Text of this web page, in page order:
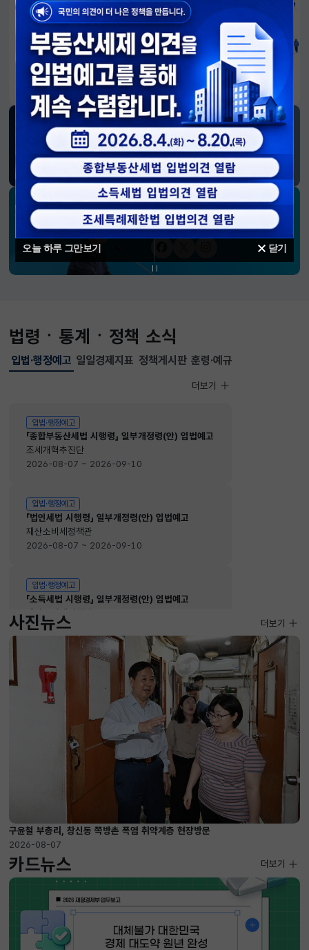
오늘 하루 그만보기 닫기
알림판
국민이 만든 대전환의 길-회복과 도약, 모두의 1년
재정경제부 SNS 소식
블로그페이스북트위터(X)유튜브인스타그램
소통하는 경제 리더 구윤철 장관의
SNS 채널
법령ㆍ통계ㆍ정책 소식
입법·행정예고
선택됨
입법·행정예고
입법·행정예고
「종합부동산세법 시행령」 일부개정령(안) 입법예고
조세개혁추진단
2026-08-07 ~ 2026-09-10
입법·행정예고
「법인세법 시행령」 일부개정령(안) 입법예고
재산소비세정책관
2026-08-07 ~ 2026-09-10
입법·행정예고
「소득세법 시행령」 일부개정령(안) 입법예고
재산소비세정책관
2026-08-07 ~ 2026-09-10
입법·행정예고
더보기
일일경제지표 정책게시판 훈령·예규
사진뉴스
구윤철 부총리, 창신동 쪽방촌 폭염 취약계층 현장방문
2026-08-07
사진뉴스
더보기
카드뉴스 더보기